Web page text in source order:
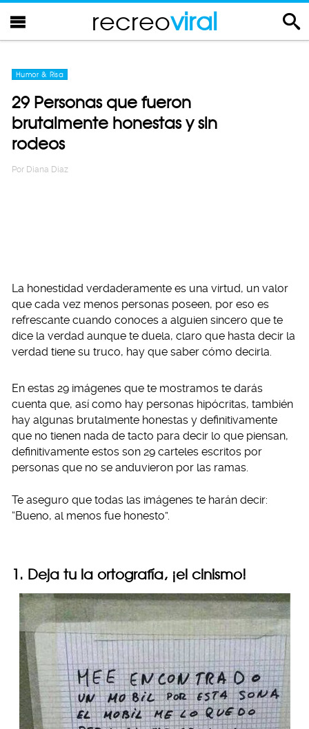
recreoviral
Humor & Risa
29 Personas que fueron
brutalmente honestas y sin
rodeos
Por Diana Diaz
La honestidad verdaderamente es una virtud, un valor
que cada vez menos personas poseen, por eso es
refrescante cuando conoces a alguien sincero que te
dice la verdad aunque te duela, claro que hasta decir la
verdad tiene su truco, hay que saber cómo decirla.
En estas 29 imágenes que te mostramos te darás
cuenta que, así como hay personas hipócritas, también
hay algunas brutalmente honestas y definitivamente
que no tienen nada de tacto para decir lo que piensan,
definitivamente estos son 29 carteles escritos por
personas que no se anduvieron por las ramas.
Te aseguro que todas las imágenes te harán decir:
“Bueno, al menos fue honesto”.
1. Deja tu la ortografía, ¡el cinismo!